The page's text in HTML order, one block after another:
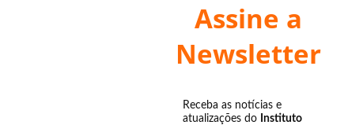
Assine a
Newsletter
Receba as notícias e
atualizações do Instituto